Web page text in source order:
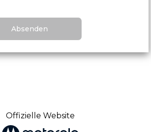
Absenden
Offizielle Website